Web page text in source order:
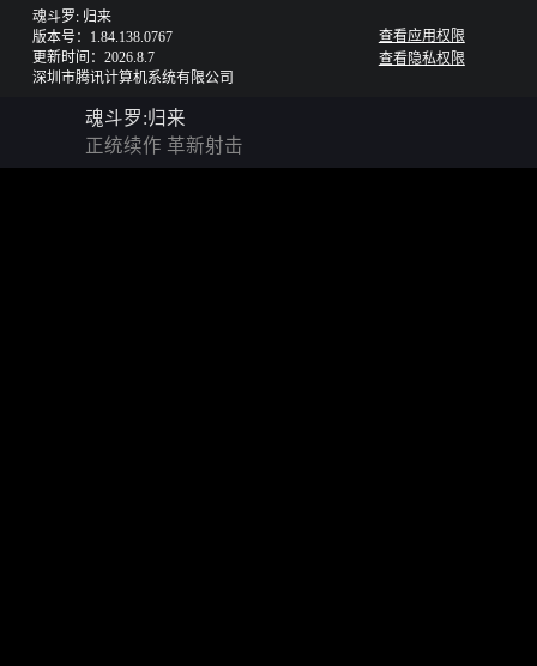
魂斗罗: 归来
版本号：1.84.138.0767
更新时间：2026.8.7
深圳市腾讯计算机系统有限公司
查看应用权限
查看隐私权限
魂斗罗:归来
正统续作 革新射击